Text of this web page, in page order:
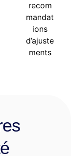
recom
mandat
ions
d’ajuste
ments